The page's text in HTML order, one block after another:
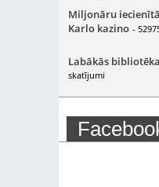
Miljonāru
Karlo kazino -
Labākās
skatījumi